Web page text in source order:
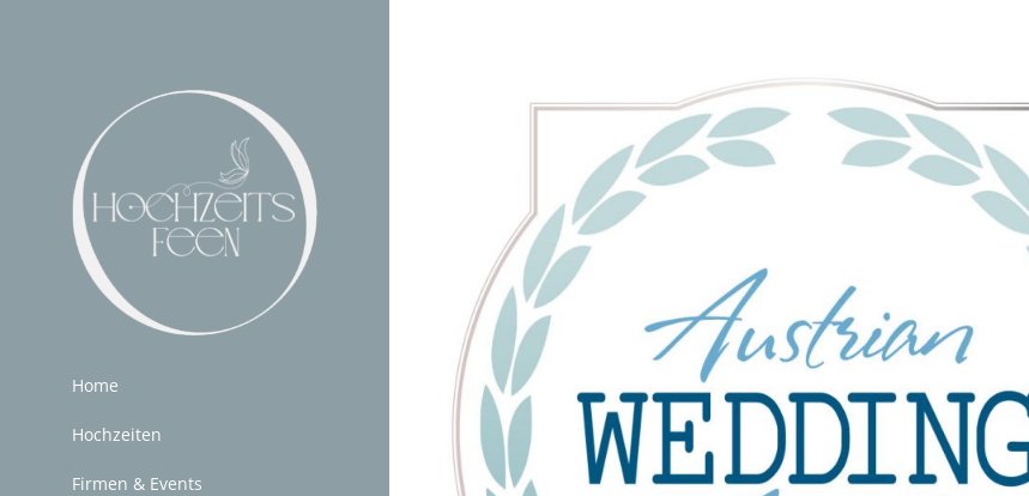
Home
Hochzeiten
Firmen & Events